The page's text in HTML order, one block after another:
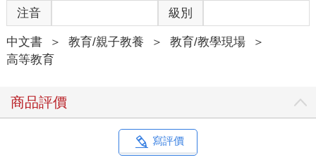
注音 級別
中文書 ＞ 教育/親子教養 ＞ 教育/教學現場
＞
高等教育
商品評價
寫評價